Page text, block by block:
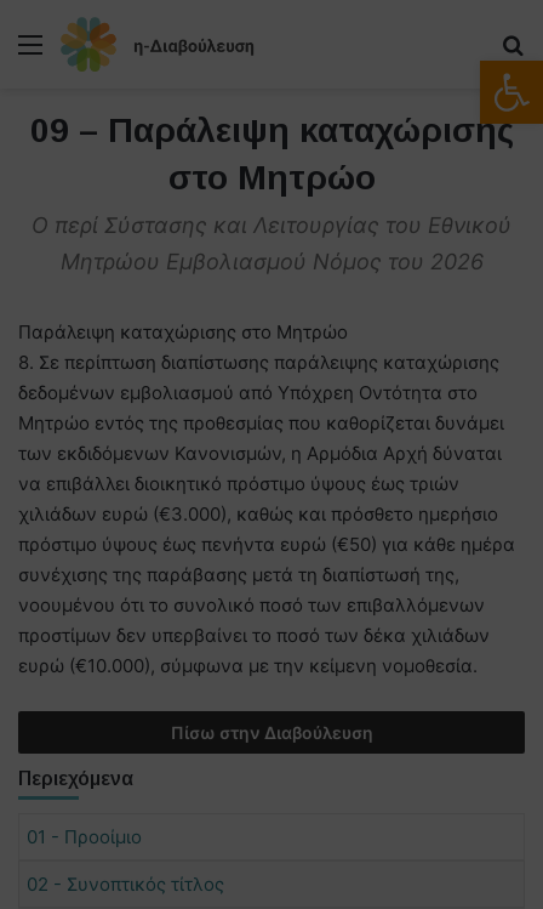
Μενού
09 – Παράλειψη καταχώρισης
στο Μητρώο
Ο περί Σύστασης και Λειτουργίας του Εθνικού
Μητρώου Εμβολιασμού Νόμος του 2026
Παράλειψη καταχώρισης στο Μητρώο
8. Σε περίπτωση διαπίστωσης παράλειψης καταχώρισης
δεδομένων εμβολιασμού από Υπόχρεη Οντότητα στο
Μητρώο εντός της προθεσμίας που καθορίζεται δυνάμει
των εκδιδόμενων Κανονισμών, η Αρμόδια Αρχή δύναται
να επιβάλλει διοικητικό πρόστιμο ύψους έως τριών
χιλιάδων ευρώ (€3.000), καθώς και πρόσθετο ημερήσιο
πρόστιμο ύψους έως πενήντα ευρώ (€50) για κάθε ημέρα
συνέχισης της παράβασης μετά τη διαπίστωσή της,
νοουμένου ότι το συνολικό ποσό των επιβαλλόμενων
προστίμων δεν υπερβαίνει το ποσό των δέκα χιλιάδων
ευρώ (€10.000), σύμφωνα με την κείμενη νομοθεσία.
Πίσω στην Διαβούλευση
Περιεχόμενα
01 - Προοίμιο
02 - Συνοπτικός τίτλος